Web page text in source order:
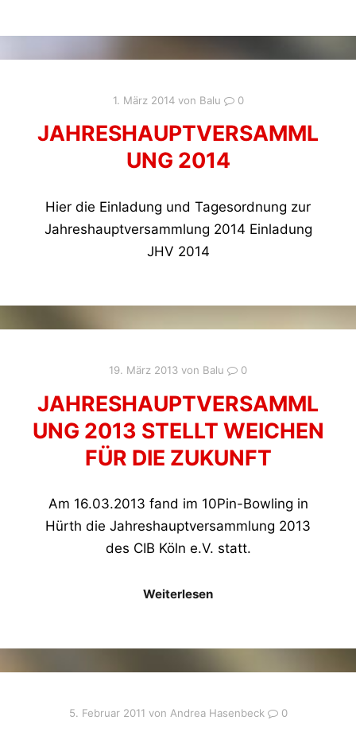
1. März 2014von Balu 0
JAHRESHAUPTVERSAMML
UNG 2014
Hier die Einladung und Tagesordnung zur
Jahreshauptversammlung 2014 Einladung
JHV 2014
19. März 2013 von Balu 0
JAHRESHAUPTVERSAMML
UNG 2013 STELLT WEICHEN
FÜR DIE ZUKUNFT
Am 16.03.2013 fand im 10Pin-Bowling in
Hürth die Jahreshauptversammlung 2013
des CIB Köln e.V. statt.
Weiterlesen
5. Februar 2011 von Andrea Hasenbeck 0